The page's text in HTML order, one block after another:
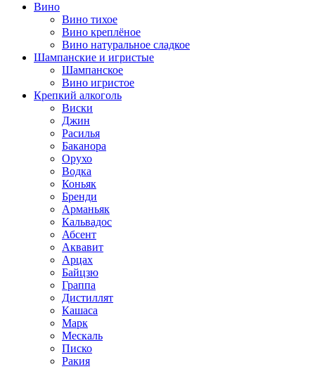
Вино
Вино тихое
Вино креплёное
Вино натуральное сладкое
Шампанские и игристые
Шампанское
Вино игристое
Крепкий алкоголь
Виски
Джин
Расилья
Баканора
Орухо
Водка
Коньяк
Бренди
Арманьяк
Кальвадос
Абсент
Аквавит
Арцах
Байцзю
Граппа
Дистиллят
Кашаса
Марк
Мескаль
Писко
Ракия